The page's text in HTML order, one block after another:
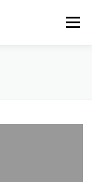
Menu